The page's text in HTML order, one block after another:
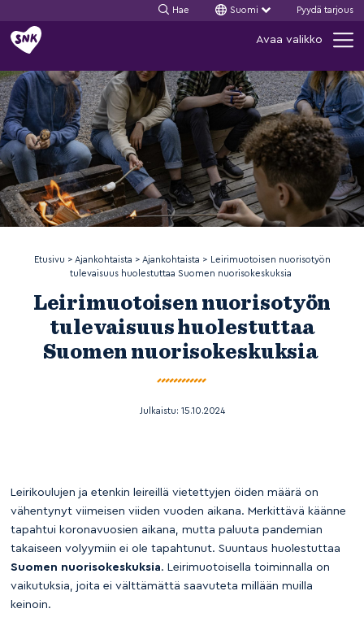
Siirry
sisältöön
Hae Suomi Pyydä tarjous
Avaa valikko
Etusivu > Ajankohtaista > Ajankohtaista >
Leirimuotoisen nuorisotyön
tulevaisuus huolestuttaa Suomen nuorisokeskuksia
Leirimuotoisen nuorisotyön
tulevaisuus huolestuttaa
Suomen nuorisokeskuksia
Julkaistu: 15.10.2024
Leirikoulujen ja etenkin leireillä vietettyjen öiden määrä on
vähentynyt viimeisen viiden vuoden aikana. Merkittävä käänne
tapahtui koronavuosien aikana, mutta paluuta pandemian
takaiseen volyymiin ei ole tapahtunut. Suuntaus huolestuttaa
Suomen nuorisokeskuksia. Leirimuotoisella toiminnalla on
vaikutuksia, joita ei välttämättä saavuteta millään muilla
keinoin.